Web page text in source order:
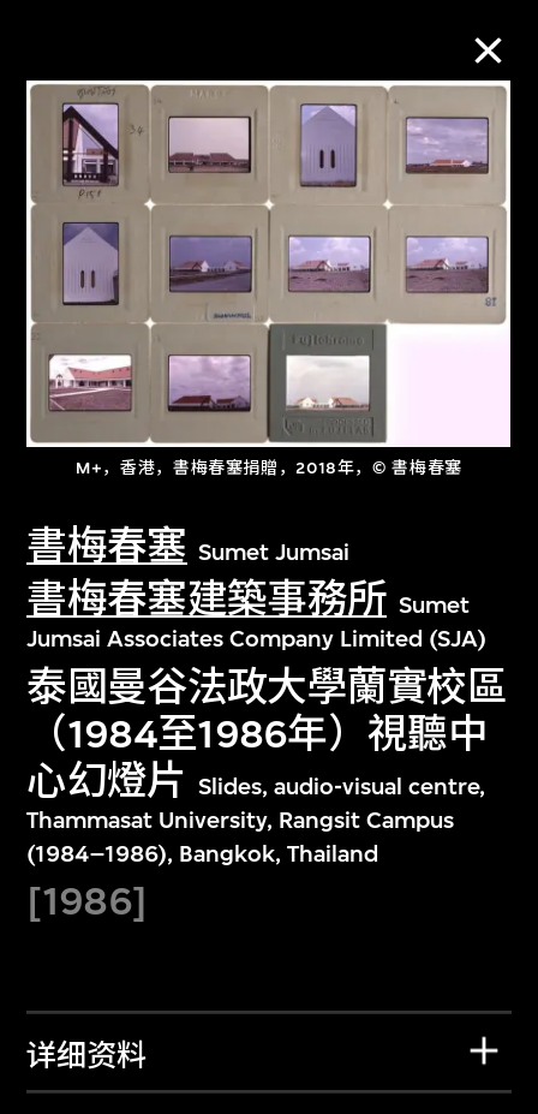
M+，香港，書梅春塞捐贈，2018年，© 書梅春塞
書梅春塞 Sumet Jumsai
書梅春塞建築事務所 Sumet
Jumsai Associates Company Limited (SJA)
泰國曼谷法政大學蘭實校區
（1984至1986年）視聽中
心幻燈片 Slides, audio-visual centre,
Thammasat University, Rangsit Campus
(1984–1986), Bangkok, Thailand
[1986]
详细资料
M+藏品
进一步筛选 搜索
关于M+藏品
探索世界顶级的二十及二十一世纪视觉